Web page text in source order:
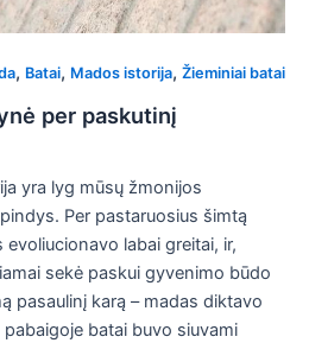
, Batai, Mados istorija, Žieminiai batai
per paskutinį
yra lyg mūsų žmonijos
Per pastaruosius šimtą
labai greitai, ir,
sekė paskui gyvenimo būdo
pasaulinį karą – madas diktavo
pabaigoje batai buvo siuvami